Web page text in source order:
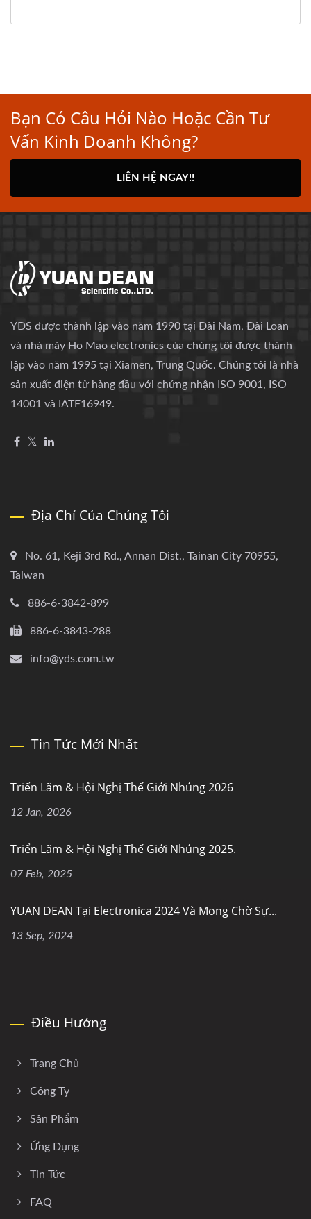
Bạn Có Câu Hỏi Nào Hoặc Cần Tư
Vấn Kinh Doanh Không?
LIÊN HỆ NGAY!!
YDS được thành lập vào năm 1990 tại Đài Nam, Đài Loan
và nhà máy Ho Mao electronics của chúng tôi được thành
lập vào năm 1995 tại Xiamen, Trung Quốc. Chúng tôi là nhà
sản xuất điện tử hàng đầu với chứng nhận ISO 9001, ISO
14001 và IATF16949.
Địa Chỉ Của Chúng Tôi
No. 61, Keji 3rd Rd., Annan Dist., Tainan City 70955,
Taiwan
886-6-3842-899
886-6-3843-288
info@yds.com.tw
Tin Tức Mới Nhất
Triển Lãm & Hội Nghị Thế Giới Nhúng 2026
12 Jan, 2026
Triển Lãm & Hội Nghị Thế Giới Nhúng 2025.
07 Feb, 2025
YUAN DEAN Tại Electronica 2024 Và Mong Chờ Sự...
13 Sep, 2024
Điều Hướng
Trang Chủ
Công Ty
Sản Phẩm
Ứng Dụng
Tin Tức
FAQ